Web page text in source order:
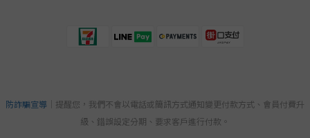
防詐騙宣導 ｜提醒您，我們不會以電話或簡訊方式通知變更付款方式、會員付費升
級、錯誤設定分期、要求客戶進行付款。